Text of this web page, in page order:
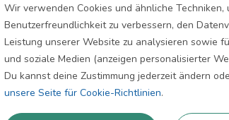
Wir verwenden Cookies und ähnliche Techniken,
Benutzerfreundlichkeit zu verbessern, den
Leistung unserer Website zu analysieren sowie
und soziale Medien (anzeigen personalisierter
Du kannst deine Zustimmung jederzeit ändern
unsere Seite für Cookie-Richtlinien.
das ist die rechte